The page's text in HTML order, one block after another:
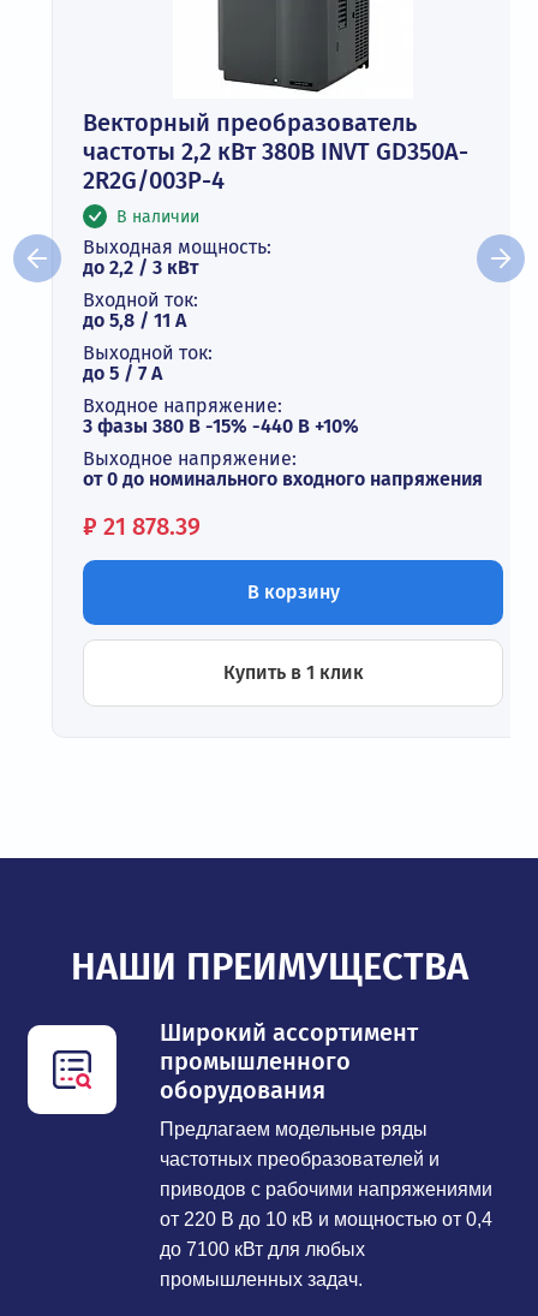
Векторный преобразователь
частоты 2,2 кВт 380В INVT GD350A-
2R2G/003P-4
В наличии
Выходная мощность:
до 2,2 / 3 кВт
Входной ток:
до 5,8 / 11 А
Выходной ток:
до 5 / 7 A
Входное напряжение:
3 фазы 380 В -15% -440 В +10%
Выходное напряжение:
от 0 до номинального входного напряжения
Цена:
₽ 21 878.39
В корзину
Купить в 1 клик
НАШИ ПРЕИМУЩЕСТВА
Широкий ассортимент
промышленного
оборудования
Предлагаем модельные ряды
частотных преобразователей и
приводов с рабочими напряжениями
от 220 В до 10 кВ и мощностью от 0,4
до 7100 кВт для любых
промышленных задач.